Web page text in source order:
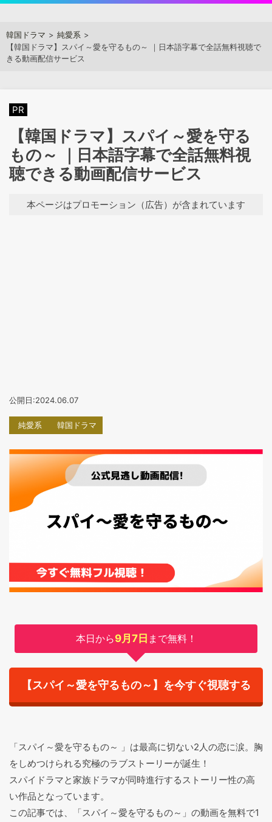
content
アジアンステージ
韓国ドラマ
純愛系
【韓国ドラマ】スパイ～愛を守るもの～ ｜日本語字幕で全話無料視聴で
きる動画配信サービス
PR
【韓国ドラマ】スパイ～愛を守る
もの～ ｜日本語字幕で全話無料視
聴できる動画配信サービス
本ページはプロモーション（広告）が含まれています
公開日:2024.06.07
純愛系 韓国ドラマ
本日から9月7日 まで無料！
【スパイ～愛を守るもの～】を今すぐ視聴する
「スパイ～愛を守るもの～ 」は最高に切ない2人の恋に涙。胸
をしめつけられる究極のラブストーリーが誕生！
スパイドラマと家族ドラマが同時進行するストーリー性の高
い作品となっています。
この記事では、「スパイ～愛を守るもの～」の動画を無料で1